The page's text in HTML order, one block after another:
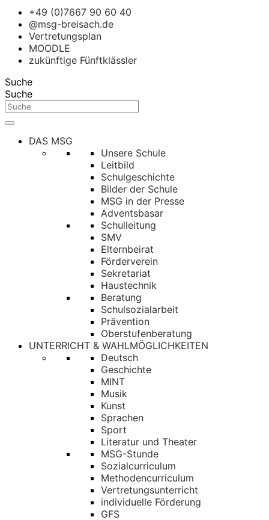
+49 (0)7667 90 60 40
@msg-breisach.de
Vertretungsplan
MOODLE
zukünftige Fünftklässler
Suche
Suche
DAS MSG
Unsere Schule
Leitbild
Schulgeschichte
Bilder der Schule
MSG in der Presse
Adventsbasar
Schulleitung
SMV
Elternbeirat
Förderverein
Sekretariat
Haustechnik
Beratung
Schulsozialarbeit
Prävention
Oberstufenberatung
UNTERRICHT & WAHLMÖGLICHKEITEN
Deutsch
Geschichte
MINT
Musik
Kunst
Sprachen
Sport
Literatur und Theater
MSG-Stunde
Sozialcurriculum
Methodencurriculum
Vertretungsunterricht
individuelle Förderung
GFS